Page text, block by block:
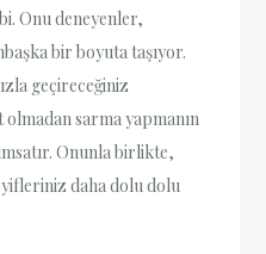
Onu deneyenler,
bir boyuta taşıyor.
geçireceğiniz
sarma yapmanın
Onunla birlikte,
daha dolu dolu